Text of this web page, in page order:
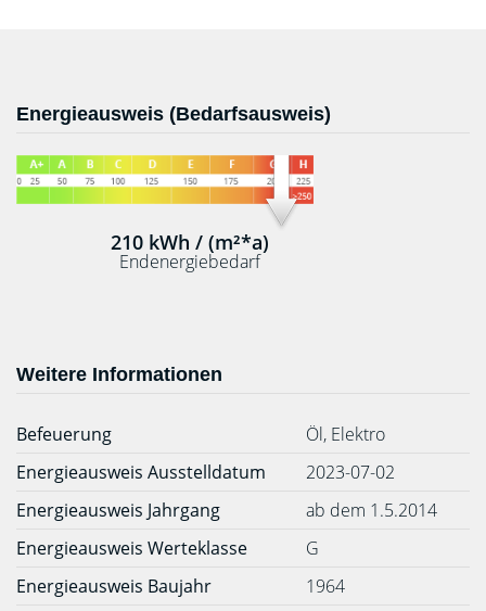
Energieausweis (Bedarfsausweis)
210 kWh / (m²*a)
Endenergiebedarf
Weitere Informationen
Befeuerung
Öl, Elektro
Energieausweis Ausstelldatum
2023-07-02
Energieausweis Jahrgang
ab dem 1.5.2014
Energieausweis Werteklasse
G
Energieausweis Baujahr
1964